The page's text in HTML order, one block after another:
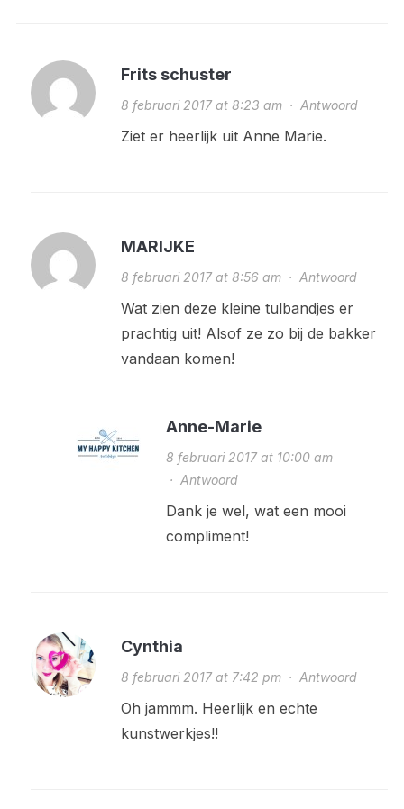
Frits schuster
8 februari 2017 at 8:23 am· Antwoord
Ziet er heerlijk uit Anne Marie.
MARIJKE
8 februari 2017 at 8:56 am· Antwoord
Wat zien deze kleine tulbandjes er
prachtig uit! Alsof ze zo bij de bakker
vandaan komen!
Anne-Marie
8 februari 2017 at 10:00 am
· Antwoord
Dank je wel, wat een mooi
compliment!
Cynthia
8 februari 2017 at 7:42 pm· Antwoord
Oh jammm. Heerlijk en echte
kunstwerkjes!!